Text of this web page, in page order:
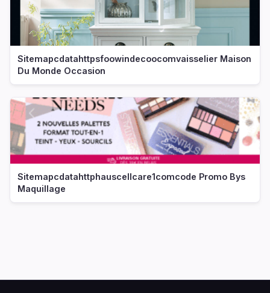
Sitemapcdatahttpsfoowindecoocomvaisselier Maison
Du Monde Occasion
Sitemapcdatahttphauscellcare1comcode Promo Bys
Maquillage